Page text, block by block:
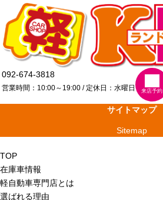
092-674-3818
営業時間：10:00～19:00 / 定休日：水曜日 来店予約
サイトマップ
Sitemap
TOP
在庫車情報
軽自動車専門店とは
選ばれる理由